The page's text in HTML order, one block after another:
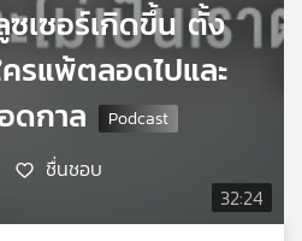
32:24
ซเซอร์เกิดขึ้น ตั้ง
รแพ้ตลอดไปและ
ดกาล
ชื่นชอบ